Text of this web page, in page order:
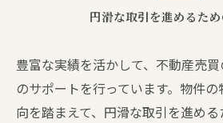
円滑な取引を進めるた
豊富な実績を活かして、不動産売
のサポートを行っています。物件
向を踏まえて、円滑な取引を進め